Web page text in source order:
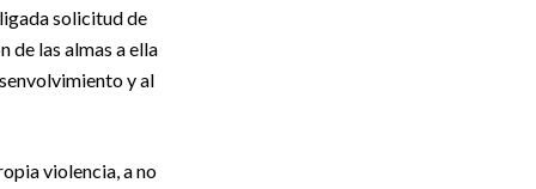
solicitud de
de las almas a ella
y al
violencia, a no